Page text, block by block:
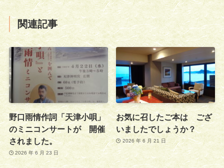
関連記事
野口雨情作詞「天津小唄」
のミニコンサートが 開催
されました。
2026 年 6 月 23 日
お気に召したご本は ござ
いましたでしょうか？
2026 年 6 月 21 日